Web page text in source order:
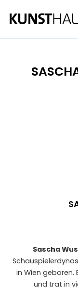
Inhalt
Sascha
in Wien geboren.
und trat in